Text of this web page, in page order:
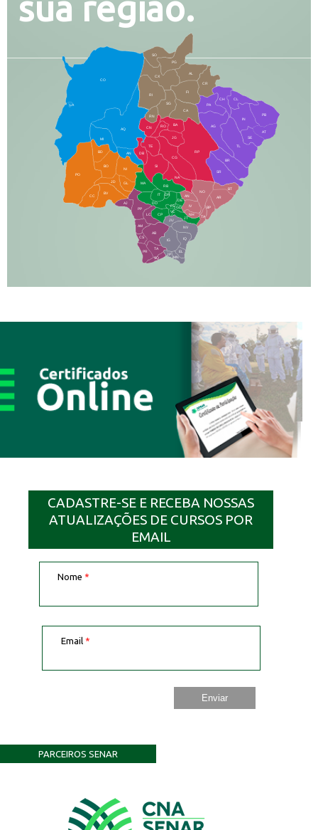
sua região.
CO
AQ
MI
AN
CX
RI
AL
CR
FI
SG
BA
CA
PA
CH CL
PB
SE
TL
AG
BR
SR
BT
AR
RP
RO
JG
CG
SI
NA
TA
NH
JT
RB
MA
IT
DR
DO
CP
JU
NV
IQ
EL
BD
BO
NI
JD
PO
BV
CC
PP
AJ
LC
AM
AB
JP
DB
TE
CS
PR
TA
SQ
IG
MN
IN
NO
BP
RN
CN
GL
AN
IV
FS
VC
GD
DE
AT
PG
SO
LA
CADASTRE-SE E RECEBA NOSSAS
ATUALIZAÇÕES DE CURSOS POR
EMAIL
Nome *
Email *
PARCEIROS SENAR